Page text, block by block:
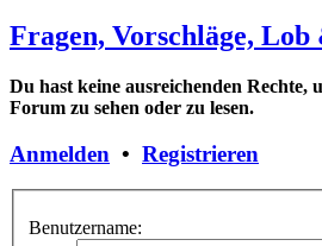
Fragen, Vorschläge,
Du hast keine ausreichenden Rechte,
Forum zu sehen oder zu lesen.
Anmelden • Registrieren
Benutzername: